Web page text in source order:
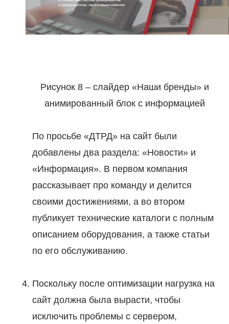
Рисунок 8 – слайдер «Наши бренды» и
анимированный блок с информацией
По просьбе «ДТРД» на сайт были
добавлены два раздела: «Новости» и
«Информация». В первом компания
рассказывает про команду и делится
своими достижениями, а во втором
публикует технические каталоги с полным
описанием оборудования, а также статьи
по его обслуживанию.
Поскольку после оптимизации нагрузка на
сайт должна была вырасти, чтобы
исключить проблемы с сервером,